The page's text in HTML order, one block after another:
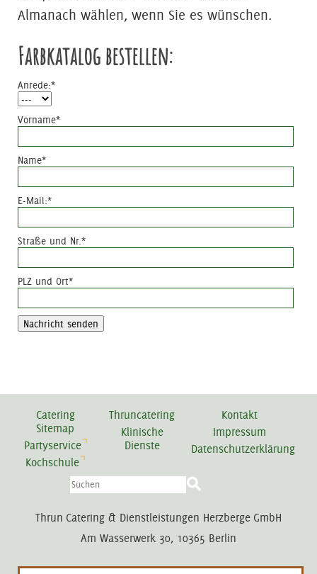
Almanach wählen, wenn Sie es wünschen.
Farbkatalog bestellen:
Anrede:*
Vorname*
Name*
E-Mail:*
Straße und Nr.*
PLZ und Ort*
Nachricht senden
Catering
Sitemap
Partyservice
Kochschule
Thruncatering
Klinische
Dienste
Kontakt
Impressum
Datenschutzerklärung
Thrun Catering & Dienstleistungen Herzberge GmbH
Am Wasserwerk 30, 10365 Berlin